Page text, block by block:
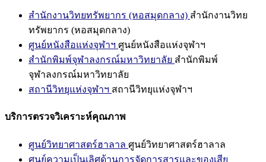
สำนักงานวิทยทรัพยากร (หอสมุดกลาง) สำนักงานวิทย
ทรัพยากร (หอสมุดกลาง)
ศูนย์หนังสือแห่งจุฬาฯ ศูนย์หนังสือแห่งจุฬาฯ
สำนักพิมพ์จุฬาลงกรณ์มหาวิทยาลัย สำนักพิมพ์
จุฬาลงกรณ์มหาวิทยาลัย
สถานีวิทยุแห่งจุฬาฯ สถานีวิทยุแห่งจุฬาฯ
บริการตรวจวิเคราะห์คุณภาพ
ศูนย์วิทยาศาสตร์ฮาลาล ศูนย์วิทยาศาสตร์ฮาลาล
ศูนย์ความเป็นเลิศด้านการจัดการสารและของเสีย